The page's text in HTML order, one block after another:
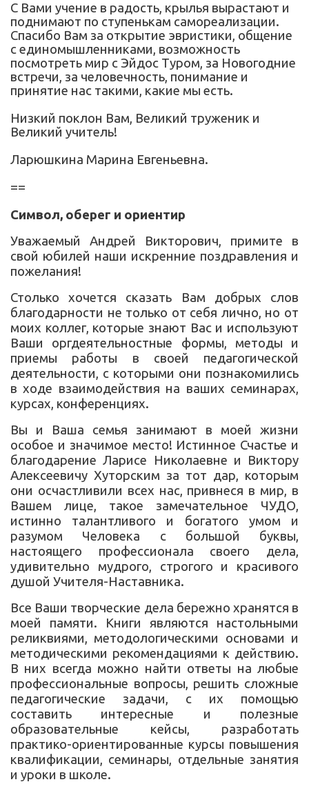
С Вами учение в радость, крылья вырастают и
поднимают по ступенькам самореализации.
Спасибо Вам за открытие эвристики, общение
с единомышленниками, возможность
посмотреть мир с Эйдос Туром, за Новогодние
встречи, за человечность, понимание и
принятие нас такими, какие мы есть.
Низкий поклон Вам, Великий труженик и
Великий учитель!
Ларюшкина Марина Евгеньевна.
==
Символ, оберег и ориентир
Уважаемый Андрей Викторович, примите в
свой юбилей наши искренние поздравления и
пожелания!
Столько хочется сказать Вам добрых слов
благодарности не только от себя лично, но от
моих коллег, которые знают Вас и используют
Ваши оргдеятельностные формы, методы и
приемы работы в своей педагогической
деятельности, с которыми они познакомились
в ходе взаимодействия на ваших семинарах,
курсах, конференциях.
Вы и Ваша семья занимают в моей жизни
особое и значимое место! Истинное Счастье и
благодарение Ларисе Николаевне и Виктору
Алексеевичу Хуторским за тот дар, которым
они осчастливили всех нас, привнеся в мир, в
Вашем лице, такое замечательное ЧУДО,
истинно талантливого и богатого умом и
разумом Человека с большой буквы,
настоящего профессионала своего дела,
удивительно мудрого, строгого и красивого
душой Учителя-Наставника.
Все Ваши творческие дела бережно хранятся в
моей памяти. Книги являются настольными
реликвиями, методологическими основами и
методическими рекомендациями к действию.
В них всегда можно найти ответы на любые
профессиональные вопросы, решить сложные
педагогические задачи, с их помощью
составить интересные и полезные
образовательные кейсы, разработать
практико-ориентированные курсы повышения
квалификации, семинары, отдельные занятия
и уроки в школе.